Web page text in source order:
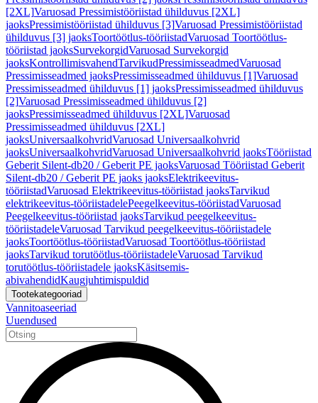
[2XL]Varuosad Pressimistööriistad ühilduvus [2XL]
jaoksPressimistööriistad ühilduvus [3]Varuosad Pressimistööriistad
ühilduvus [3] jaoksToortöötlus-tööriistadVaruosad Toortöötlus-
tööriistad jaoksSurvekorgidVaruosad Survekorgid
jaoksKontrollimisvahendTarvikudPressimisseadmedVaruosad
Pressimisseadmed jaoksPressimisseadmed ühilduvus [1]Varuosad
Pressimisseadmed ühilduvus [1] jaoksPressimisseadmed ühilduvus
[2]Varuosad Pressimisseadmed ühilduvus [2]
jaoksPressimisseadmed ühilduvus [2XL]Varuosad
Pressimisseadmed ühilduvus [2XL]
jaoksUniversaalkohvridVaruosad Universaalkohvrid
jaoksUniversaalkohvridVaruosad Universaalkohvrid jaoksTööriistad
Geberit Silent-db20 / Geberit PE jaoksVaruosad Tööriistad Geberit
Silent-db20 / Geberit PE jaoks jaoksElektrikeevitus-
tööriistadVaruosad Elektrikeevitus-tööriistad jaoksTarvikud
elektrikeevitus-tööriistadelePeegelkeevitus-tööriistadVaruosad
Peegelkeevitus-tööriistad jaoksTarvikud peegelkeevitus-
tööriistadeleVaruosad Tarvikud peegelkeevitus-tööriistadele
jaoksToortöötlus-tööriistadVaruosad Toortöötlus-tööriistad
jaoksTarvikud torutöötlus-tööriistadeleVaruosad Tarvikud
torutöötlus-tööriistadele jaoksKäsitsemis-
abivahendidKaugjuhtimispuldid
Tootekategooriad
Vannitoaseeriad
Uuendused